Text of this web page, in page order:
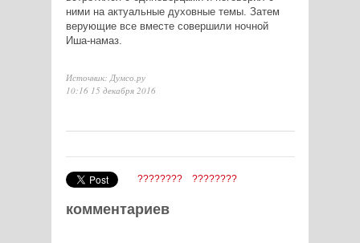
ними на актуальные духовные темы. Затем
верующие все вместе совершили ночной
Иша-намаз.
Источник: Думсо.ру
10:16 15 декабря 2016
???????? ????????
комментариев